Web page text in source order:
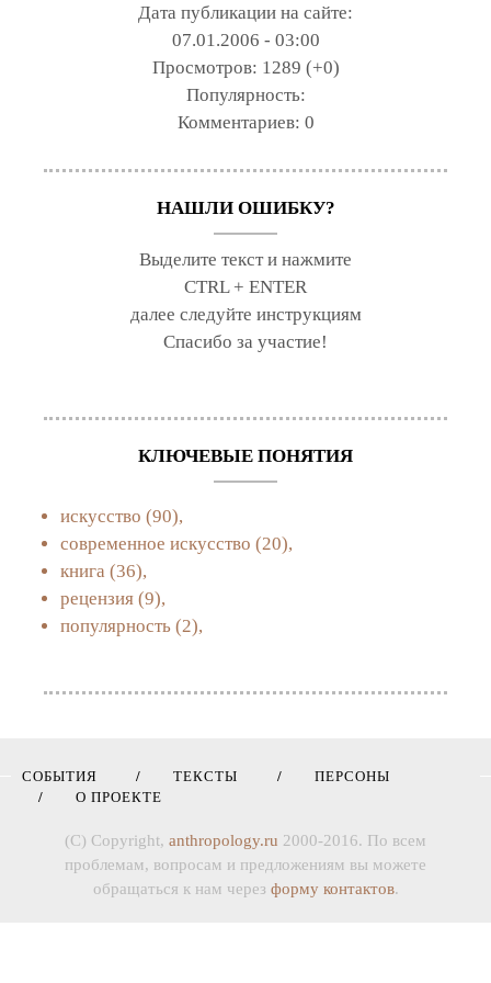
Дата публикации на сайте:
07.01.2006 - 03:00
Просмотров: 1289 (+0)
Популярность:
Комментариев: 0
НАШЛИ ОШИБКУ?
Выделите текст и нажмите
CTRL + ENTER
далее следуйте инструкциям
Спасибо за участие!
КЛЮЧЕВЫЕ ПОНЯТИЯ
искусство (90),
современное искусство (20),
книга (36),
рецензия (9),
популярность (2),
СОБЫТИЯ ТЕКСТЫ
ПЕРСОНЫ
О ПРОЕКТЕ
(C) Copyright, anthropology.ru 2000-2016. По всем
проблемам, вопросам и предложениям вы можете
обращаться к нам через форму контактов.